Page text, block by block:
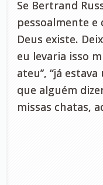
Se Bertrand
pessoalmente e
Deus existe.
eu levaria isso
ateu’’, “já
que alguém
missas chatas,